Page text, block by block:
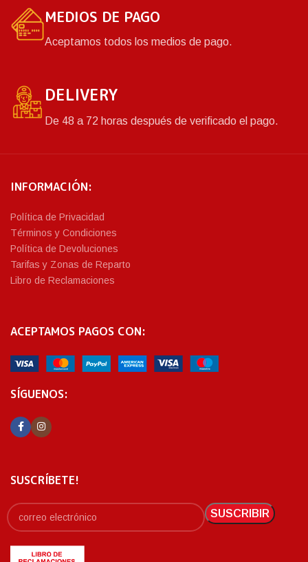
MEDIOS DE PAGO
Aceptamos todos los medios de pago.
DELIVERY
De 48 a 72 horas después de verificado el pago.
INFORMACIÓN:
Política de Privacidad
Términos y Condiciones
Política de Devoluciones
Tarifas y Zonas de Reparto
Libro de Reclamaciones
ACEPTAMOS PAGOS CON:
SÍGUENOS:
SUSCRÍBETE!